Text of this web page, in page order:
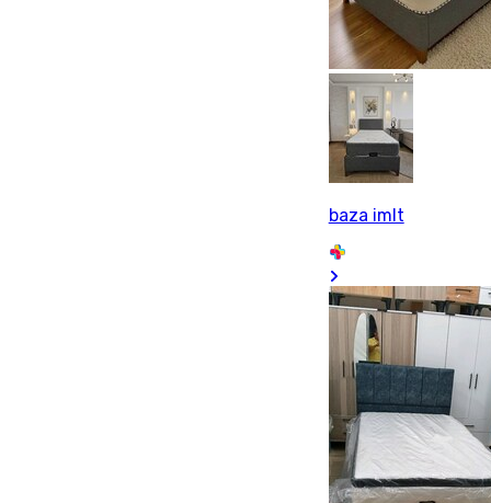
baza imlt